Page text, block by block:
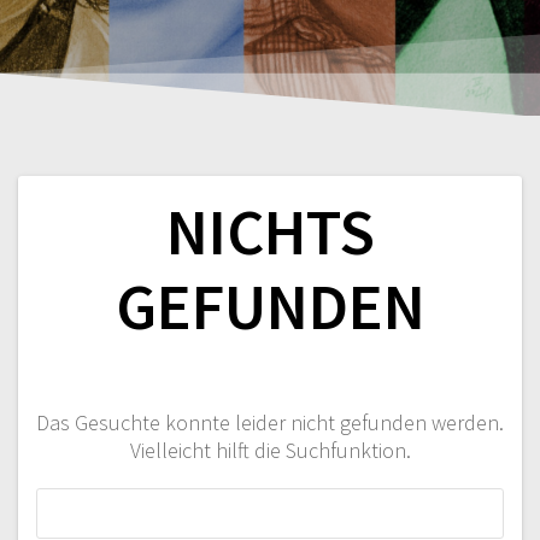
NICHTS
GEFUNDEN
Das Gesuchte konnte leider nicht gefunden werden.
Vielleicht hilft die Suchfunktion.